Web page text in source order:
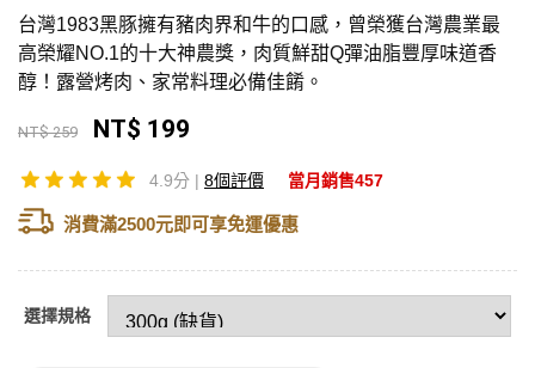
台灣1983黑豚擁有豬肉界和牛的口感，曾榮獲台灣農業最
高榮耀NO.1的十大神農獎，肉質鮮甜Q彈油脂豐厚味道香
醇！露營烤肉、家常料理必備佳餚。
NT$ 259 NT$ 199
4.9分 | 8個評價 當月銷售457
消費滿2500元即可享免運優惠
選擇規格